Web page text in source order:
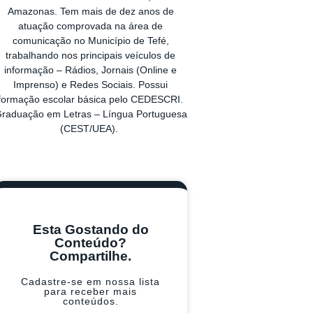
Amazonas. Tem mais de dez anos de
atuação comprovada na área de
comunicação no Município de Tefé,
trabalhando nos principais veículos de
informação – Rádios, Jornais (Online e
Imprenso) e Redes Sociais. Possui
escolar básica pelo CEDESCRI.
em Letras – Língua Portuguesa
(CEST/UEA).
Esta Gostando do
Conteúdo?
Compartilhe.
Cadastre-se em nossa lista
para receber mais
conteúdos.